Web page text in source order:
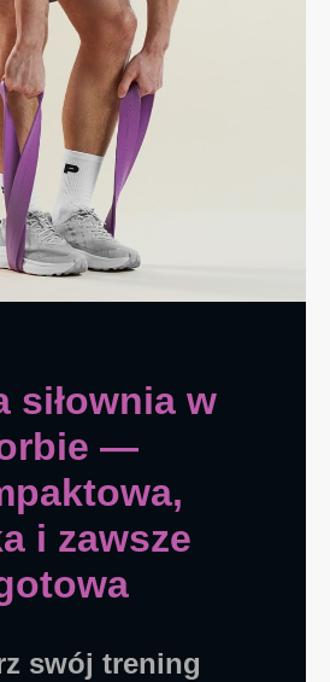
siłownia w
—
i zawsze
swój trening